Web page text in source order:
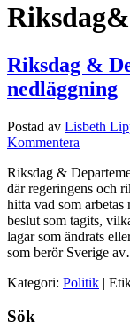
Riksdag &
nedläggning
Postad av Lisbeth
Kommentera
Riksdag &
där regeringens och
hitta vad som
beslut som tagits,
lagar som ändrats
som berör Sverige
Kategori: Politik |
Sök